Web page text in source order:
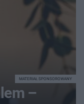
–
MATERIAŁ SPONSOROWANY